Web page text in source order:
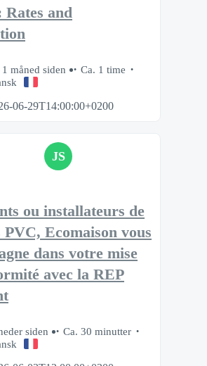
Rates and
måned siden
Ca. 1 time
06-29T14:00:00+0200
JS
ou installateurs de
PVC, Ecomaison vous
dans votre mise
avec la REP
siden
Ca. 30 minutter